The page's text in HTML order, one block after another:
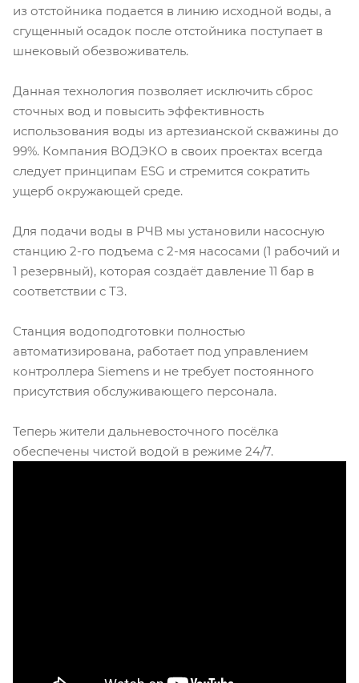
из отстойника подается в линию исходной воды, а
сгущенный осадок после отстойника поступает в
шнековый обезвоживатель.
Данная технология позволяет исключить сброс
сточных вод и повысить эффективность
использования воды из артезианской скважины до
99%. Компания ВОДЭКО в своих проектах всегда
следует принципам ESG и стремится сократить
ущерб окружающей среде.
Для подачи воды в РЧВ мы установили насосную
станцию 2-го подъема с 2-мя насосами (1 рабочий и
1 резервный), которая создаёт давление 11 бар в
соответствии с ТЗ.
Станция водоподготовки полностью
автоматизирована, работает под управлением
контроллера Siemens и не требует постоянного
присутствия обслуживающего персонала.
Теперь жители дальневосточного посёлка
обеспечены чистой водой в режиме 24/7.